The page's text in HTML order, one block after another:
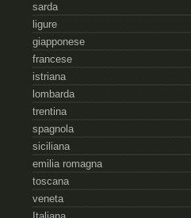
sarda
ligure
giapponese
francese
istriana
lombarda
trentina
spagnola
siciliana
emilia romagna
toscana
veneta